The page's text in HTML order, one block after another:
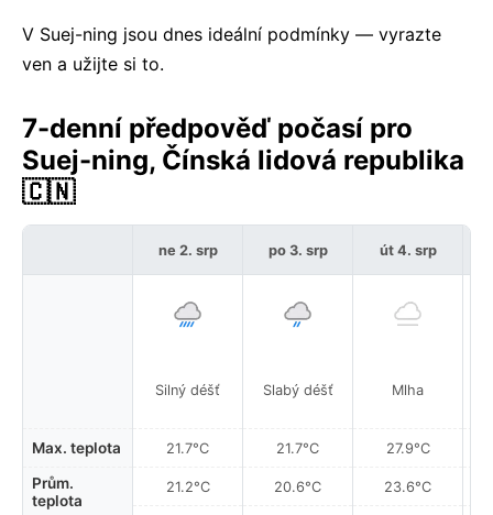
V Suej-ning jsou dnes ideální podmínky — vyrazte
ven a užijte si to.
7-denní předpověď počasí pro
Suej-ning, Čínská lidová republika
🇨🇳
Max. teplota
Prům.
teplota
ne 2. srp
Silný déšť
21.7°C
21.2°C
po 3. srp
Slabý déšť
21.7°C
20.6°C
út 4. srp
Mlha
27.9°C
23.6°C